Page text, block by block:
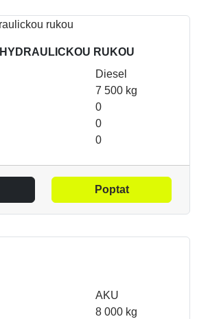
RUKOU
Diesel
7 500 kg
0
0
0
Poptat
AKU
8 000 kg